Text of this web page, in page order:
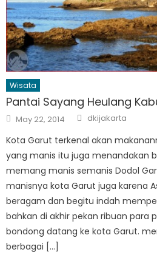
Wisata
Pantai Sayang Heulang
Posted
on
May 22, 2014 Author
dkijakarta
Kota Garut terkenal akan
yang manis itu juga menandakan
memang manis semanis Dodol
manisnya kota Garut juga karena
beragam dan begitu indah
bahkan di akhir pekan ribuan para
bondong datang ke kota Garut.
berbagai […]